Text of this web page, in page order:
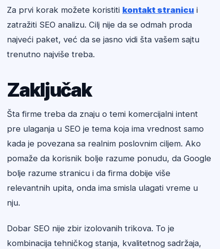
Za prvi korak možete koristiti kontakt stranicu i
zatražiti SEO analizu. Cilj nije da se odmah proda
najveći paket, već da se jasno vidi šta vašem sajtu
trenutno najviše treba.
Zaključak
Šta firme treba da znaju o temi komercijalni intent
pre ulaganja u SEO je tema koja ima vrednost samo
kada je povezana sa realnim poslovnim ciljem. Ako
pomaže da korisnik bolje razume ponudu, da Google
bolje razume stranicu i da firma dobije više
relevantnih upita, onda ima smisla ulagati vreme u
nju.
Dobar SEO nije zbir izolovanih trikova. To je
kombinacija tehničkog stanja, kvalitetnog sadržaja,